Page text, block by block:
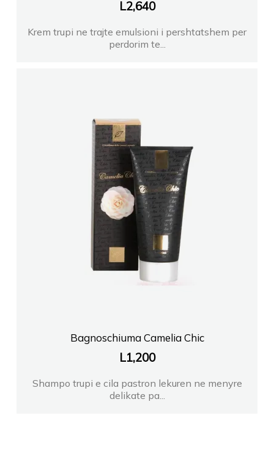
L2,640
Krem trupi ne trajte emulsioni i pershtatshem per
perdorim te...
Bagnoschiuma Camelia Chic
L1,200
Shampo trupi e cila pastron lekuren ne menyre
delikate pa...